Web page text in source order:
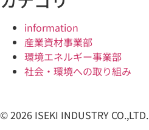
information
産業資材事業部
環境エネルギー事業部
社会・環境への取り組み
© 2026 ISEKI INDUSTRY CO.,LTD.